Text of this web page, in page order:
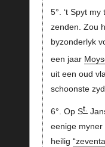
5°. ‘t Spyt
zenden. Zou
byzonderlyk
een jaar
uit een oud
schoonste
6°. Op St.
eenige myner
heilig